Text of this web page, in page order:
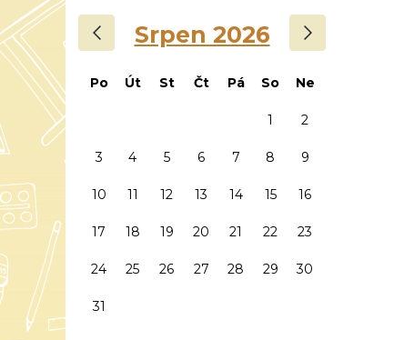
Srpen 2026 ›
Po Út St Čt Pá So Ne
1 2
3 4 5 6 7 8 9
10 11 12 13 14 15 16
17 18 19 20 21 22 23
24 25 26 27 28 29 30
31